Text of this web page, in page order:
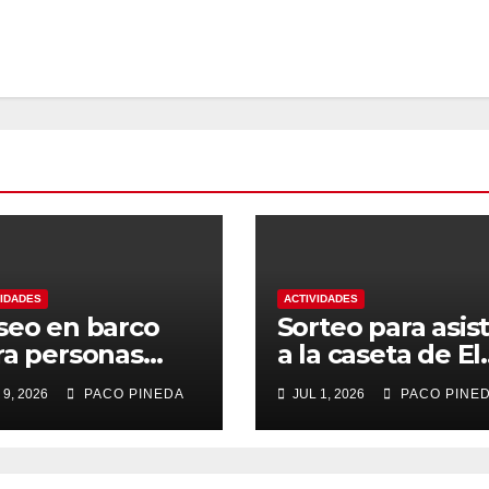
en barco
personas
9, 2026 PACO PINEDA
ACTIVIDADES
Sorteo para
a la caseta de El
Rengue, Feria
Málaga 2026
JUL 1, 2026 PACO